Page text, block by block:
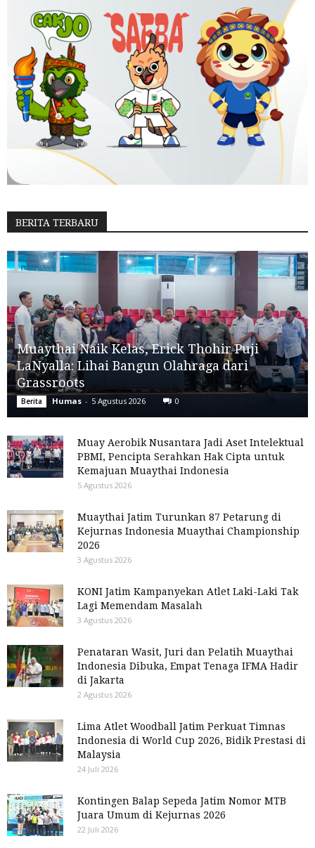
BERITA TERBARU
Muaythai Naik Kelas, Erick Thohir Puji
LaNyalla: Lihai Bangun Olahraga dari
Grassroots
Berita Humas - 5 Agustus 2026 0
Muay Aerobik Nusantara Jadi Aset Intelektual
PBMI, Pencipta Serahkan Hak Cipta untuk
Kemajuan Muaythai Indonesia
5 Agustus 2026
Muaythai Jatim Turunkan 87 Petarung di
Kejurnas Indonesia Muaythai Championship
2026
3 Agustus 2026
KONI Jatim Kampanyekan Atlet Laki-Laki Tak
Lagi Memendam Masalah
3 Agustus 2026
Penataran Wasit, Juri dan Pelatih Muaythai
Indonesia Dibuka, Empat Tenaga IFMA Hadir
di Jakarta
2 Agustus 2026
Lima Atlet Woodball Jatim Perkuat Timnas
Indonesia di World Cup 2026, Bidik Prestasi di
Malaysia
24 Juli 2026
Kontingen Balap Sepeda Jatim Nomor MTB
Juara Umum di Kejurnas 2026
22 Juli 2026